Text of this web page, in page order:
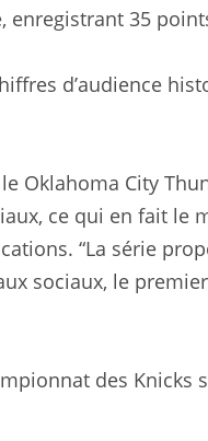
35
d’audience
Oklahoma City
ce qui en fait le
“La série
sociaux, le
des Knicks